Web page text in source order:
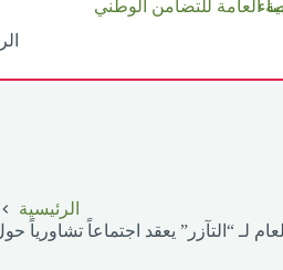
الرئيسية
لـ “التآزر” يعقد اجتماعاً